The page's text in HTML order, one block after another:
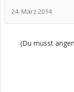
24. März 2014
(Du musst